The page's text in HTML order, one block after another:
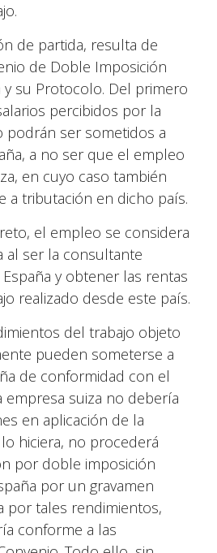
de partida, resulta de
de Doble Imposición
y su Protocolo. Del primero
percibidos por la
podrán ser sometidos a
a no ser que el empleo
en cuyo caso también
a tributación en dicho país.
el empleo se considera
al ser la consultante
y obtener las rentas
realizado desde este país.
del trabajo objeto
pueden someterse a
de conformidad con el
empresa suiza no debería
en aplicación de la
lo hiciera, no procederá
por doble imposición
por un gravamen
por tales rendimientos,
conforme a las